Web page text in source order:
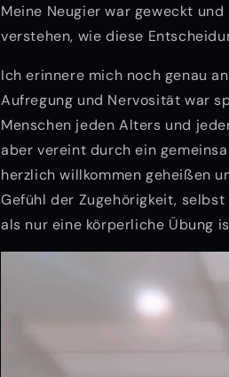
Meine Neugier war geweckt
verstehen, wie diese
Ich erinnere mich noch genau
Aufregung und Nervosität war
Menschen jeden Alters und
aber vereint durch ein
herzlich willkommen geheißen
Gefühl der Zugehörigkeit,
als nur eine körperliche Übung